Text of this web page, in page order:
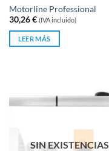
Valorado
con5 de 5
Motorline Professional
30,26€ (IVA incluido)
LEER MÁS
SIN EXISTENCIAS